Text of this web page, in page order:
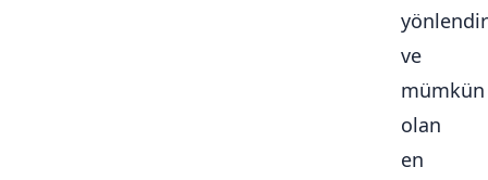
ve
mümkün
olan
en